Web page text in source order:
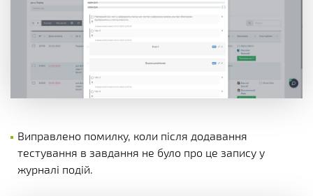
Виправлено помилку, коли після додавання
тестування в завдання не було про це запису у
журналі подій.